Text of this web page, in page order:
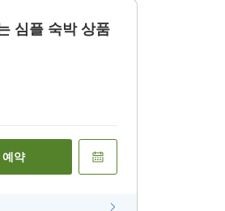
심플 숙박 상품
예약